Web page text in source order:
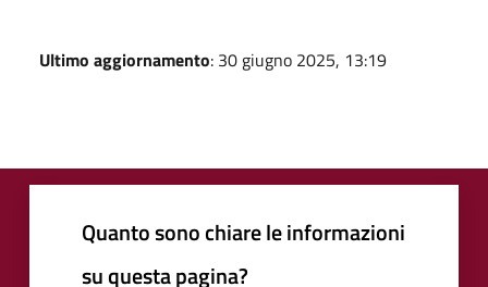
Ultimo aggiornamento: 30 giugno 2025, 13:19
Quanto sono chiare le informazioni
su questa pagina?